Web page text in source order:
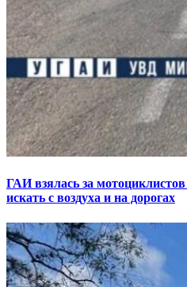
ГАИ взялась за
искать с воздуха и на дорогах